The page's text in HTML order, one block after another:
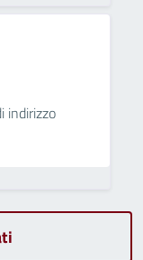
indirizzo